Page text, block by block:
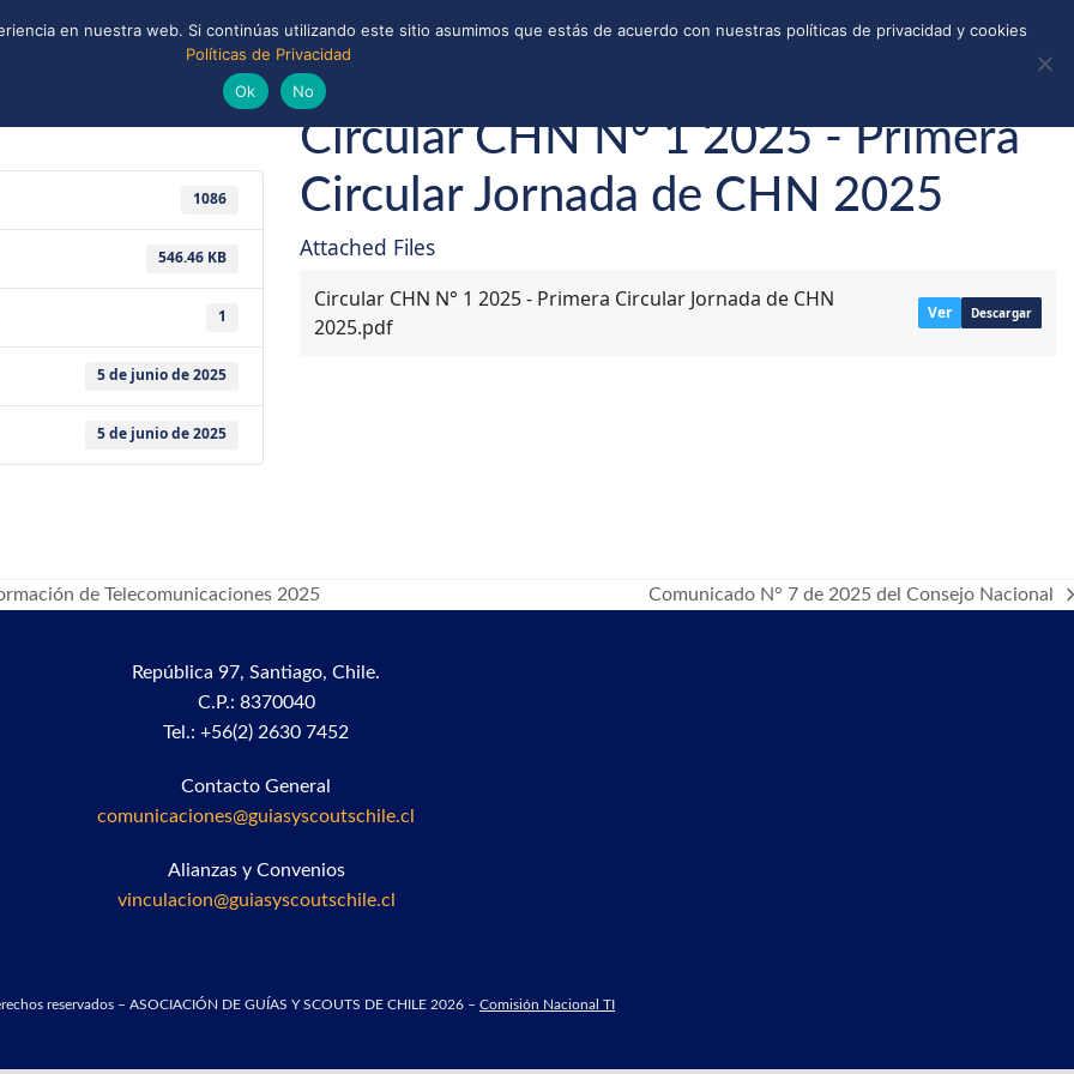
TIENDA CALLEJONES DONAR
CONVENIOS Y ALIANZAS
BIBLIOTECA
1086
546.46 KB
1
5 de junio de 2025
5 de junio de 2025
Circular CHN N° 1 2025 - Primera
Circular Jornada de CHN 2025
Attached Files
Circular CHN N° 1 2025 - Primera Circular Jornada de CHN
2025.pdf
Ver Descargar
de Telecomunicaciones 2025
next
Comunicado N° 7 de 2025 del Consejo Nacional
República 97,Santiago, Chile.
C.P.: 8370040
Tel.: +56(2) 2630 7452
Contacto General
comunicaciones@guiasyscoutschile.cl
Alianzas y Convenios
vinculacion@guiasyscoutschile.cl
reservados – ASOCIACIÓN DE GUÍAS Y SCOUTS DE CHILE 2026 – Comisión Nacional TI
en nuestra web. Si continúas utilizando este sitio asumimos que estás de acuerdo con nuestras políticas de privacidad y cookies
Políticas de Privacidad
Ok
No